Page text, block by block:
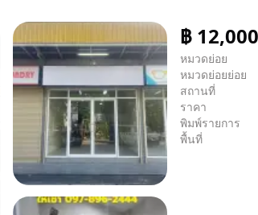
฿ 12,000
หมวดย่อย
หมวดย่อยย่อย
สถานที่
ราคา
พิมพ์รายการ
พื้นที่